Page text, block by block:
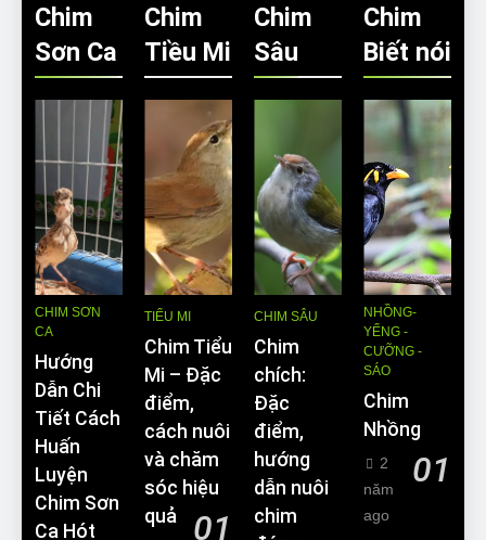
Chim
Sơn Ca
CHIM SƠN
CA
Hướng
Dẫn Chi
Tiết Cách
Huấn
Luyện
Chim Sơn
Ca Hót
Chim
Tiều Mi
TIỂU MI
Chim Tiểu
Mi – Đặc
điểm,
cách nuôi
và chăm
sóc hiệu
quả
01
Chim
Sâu
CHIM SÂU
Chim
chích:
Đặc
điểm,
hướng
dẫn nuôi
chim
Chim
Biết nói
NHỒNG-
YỂNG -
CƯỠNG -
SÁO
Chim
Nhồng
01
2
năm
ago